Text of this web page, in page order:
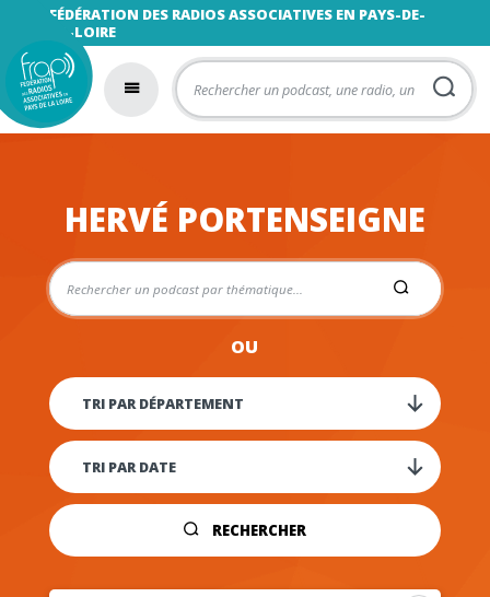
FÉDÉRATION DES RADIOS ASSOCIATIVES EN PAYS-DE-
LA-LOIRE
HERVÉ PORTENSEIGNE
OU
RECHERCHER